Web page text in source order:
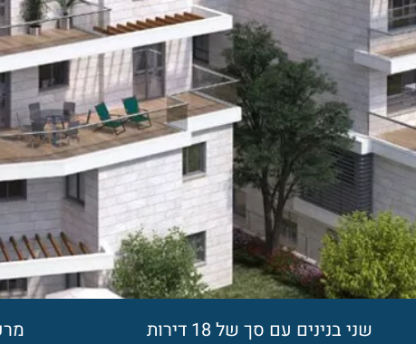
שני בנינים עם סך של 18 דירות